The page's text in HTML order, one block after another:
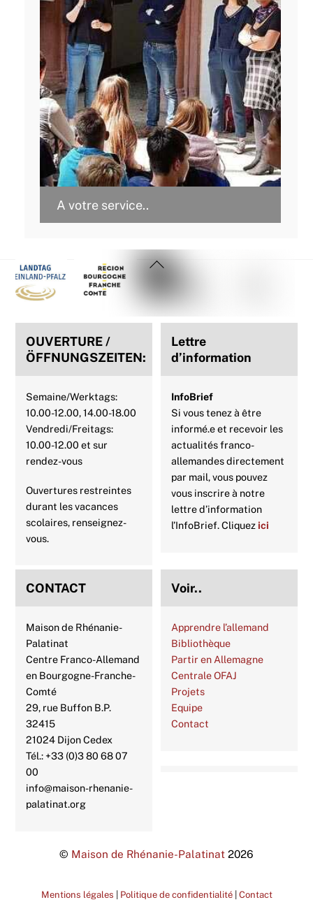
A votre service..
Back
Top
OUVERTURE /
ÖFFNUNGSZEITEN:
Semaine/Werktags:
10.00-12.00, 14.00-18.00
Vendredi/Freitags:
10.00-12.00 et sur
rendez-vous
Ouvertures restreintes
durant les vacances
scolaires, renseignez-
vous.
Lettre
d’information
InfoBrief
Si vous tenez à être
informé.e et recevoir les
actualités franco-
allemandes directement
par mail, vous pouvez
vous inscrire à notre
lettre d’information
l’InfoBrief. Cliquezici
CONTACT
Maison de Rhénanie-
Palatinat
Centre Franco-Allemand
en Bourgogne-Franche-
Comté
29, rue Buffon B.P.
32415
21024 Dijon Cedex
Tél.: +33 (0)3 80 68 07
00
info@maison-rhenanie-
palatinat.org
Voir..
Apprendre l’allemand
Bibliothèque
Partir en Allemagne
Centrale OFAJ
Projets
Equipe
Contact
© Maison de Rhénanie-Palatinat 2026
Mentions légales Politique de confidentialité| Contact